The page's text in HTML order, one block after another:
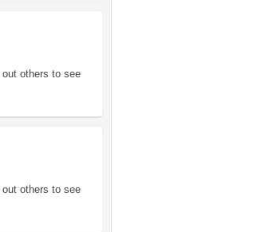
others to see
others to see